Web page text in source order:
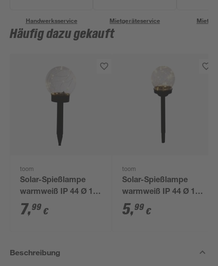
Handwerksservice Mietgeräteservice
Häufig dazu gekauft
toom
Solar-Spießlampe
warmweiß IP 44 Ø 15
x 44 cm
7,99 €
toom
Solar-Spießlampe
warmweiß IP 44 Ø 10
x 39 cm
5,99 €
Beschreibung